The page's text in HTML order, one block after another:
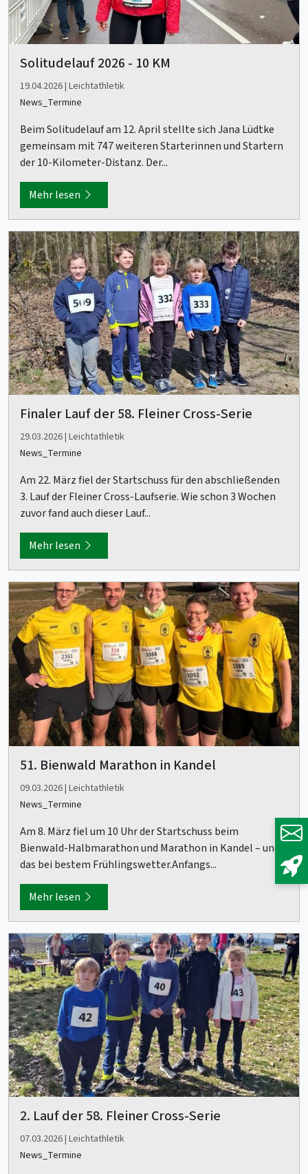
Solitudelauf 2026 - 10 KM
19.04.2026 | Leichtathletik
News_Termine
Beim Solitudelauf am 12. April stellte sich Jana Lüdtke
gemeinsam mit 747 weiteren Starterinnen und Startern
der 10-Kilometer-Distanz. Der...
Mehr lesen
Finaler Lauf der 58. Fleiner Cross-Serie
29.03.2026 | Leichtathletik
News_Termine
Am 22. März fiel der Startschuss für den abschließenden
3. Lauf der Fleiner Cross-Laufserie. Wie schon 3 Wochen
zuvor fand auch dieser Lauf...
Mehr lesen
51. Bienwald Marathon in Kandel
09.03.2026 | Leichtathletik
News_Termine
Am 8. März fiel um 10 Uhr der Startschuss beim
Bienwald-Halbmarathon und Marathon in Kandel – und
das bei bestem Frühlingswetter.Anfangs...
Mehr lesen
2. Lauf der 58. Fleiner Cross-Serie
07.03.2026 | Leichtathletik
News_Termine